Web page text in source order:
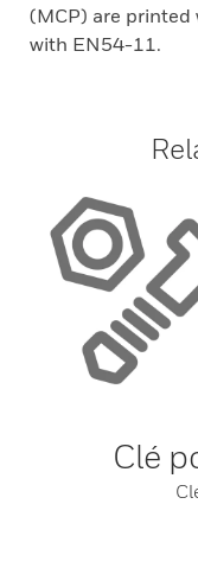
(MCP) are
with EN54-11.
Clé